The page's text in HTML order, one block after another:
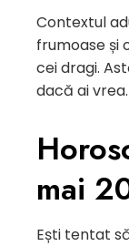
Contextul
frumoase și
cei dragi.
dacă ai vrea.
mai
Ești tentat